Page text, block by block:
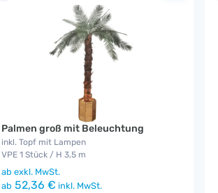
Palmen groß mit Beleuchtung
inkl. Topf mit Lampen
VPE 1 Stück / H 3,5 m
ab exkl. MwSt.
ab 52,36 € inkl. MwSt.